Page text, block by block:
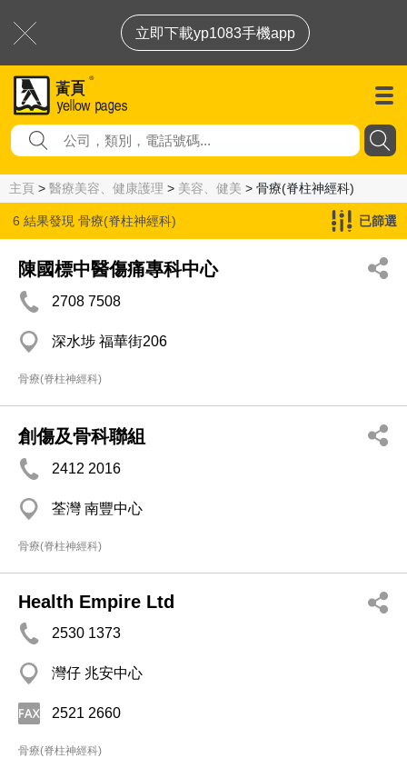
立即下載yp1083手機app
主頁 > 醫療美容、健康護理 > 美容、健美 > 骨療(脊柱神經科)
6 結果發現 骨療(脊柱神經科) 已篩選
陳國標中醫傷痛專科中心
2708 7508
深水埗 福華街206
骨療(脊柱神經科)
創傷及骨科聯組
2412 2016
荃灣 南豐中心
骨療(脊柱神經科)
Health Empire Ltd
2530 1373
灣仔 兆安中心
2521 2660
骨療(脊柱神經科)